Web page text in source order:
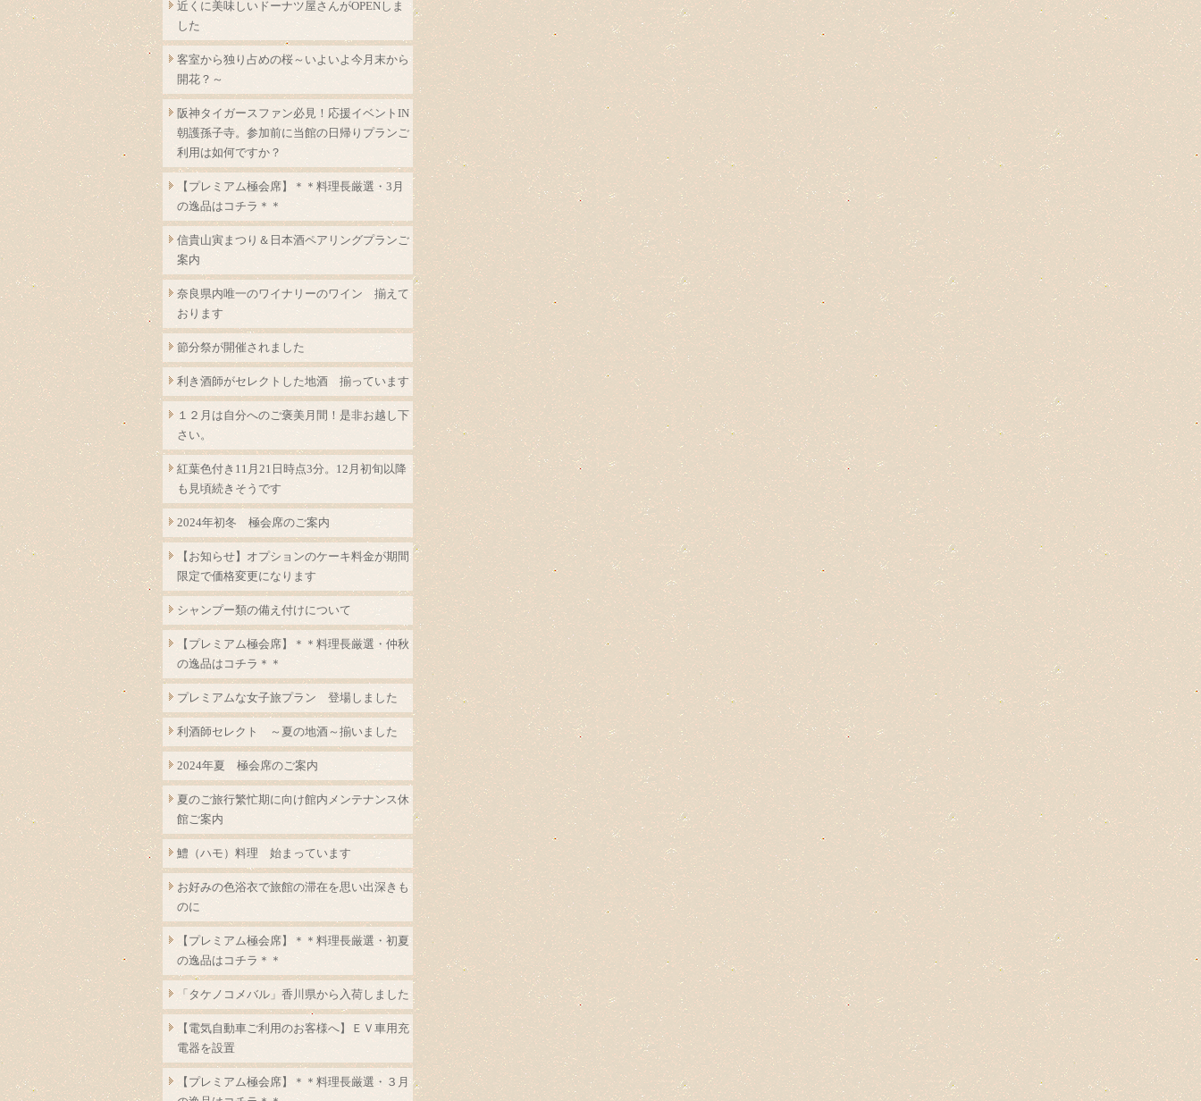
近くに美味しいドーナツ屋さんがOPENしま
した
客室から独り占めの桜～いよいよ今月末から
開花？～
阪神タイガースファン必見！応援イベントIN
朝護孫子寺。参加前に当館の日帰りプランご
利用は如何ですか？
【プレミアム極会席】＊＊料理長厳選・3月
の逸品はコチラ＊＊
信貴山寅まつり＆日本酒ペアリングプランご
案内
奈良県内唯一のワイナリーのワイン 揃えて
おります
節分祭が開催されました
利き酒師がセレクトした地酒 揃っています
１２月は自分へのご褒美月間！是非お越し下
さい。
紅葉色付き11月21日時点3分。12月初旬以降
も見頃続きそうです
2024年初冬 極会席のご案内
【お知らせ】オプションのケーキ料金が期間
限定で価格変更になります
シャンプー類の備え付けについて
【プレミアム極会席】＊＊料理長厳選・仲秋
の逸品はコチラ＊＊
プレミアムな女子旅プラン 登場しました
利酒師セレクト ～夏の地酒～揃いました
2024年夏 極会席のご案内
夏のご旅行繁忙期に向け館内メンテナンス休
館ご案内
鱧（ハモ）料理 始まっています
お好みの色浴衣で旅館の滞在を思い出深きも
のに
【プレミアム極会席】＊＊料理長厳選・初夏
の逸品はコチラ＊＊
「タケノコメバル」香川県から入荷しました
【電気自動車ご利用のお客様へ】ＥＶ車用充
電器を設置
【プレミアム極会席】＊＊料理長厳選・３月